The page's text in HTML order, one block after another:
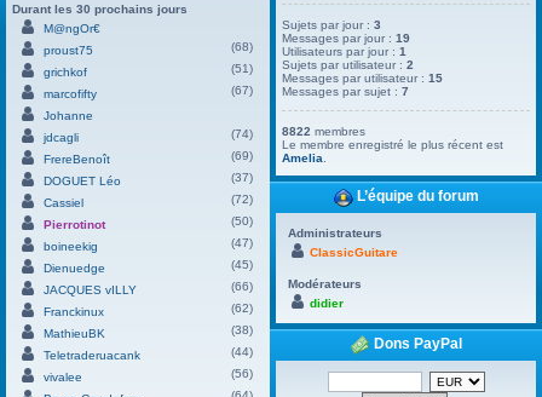
Durant les 30 prochains jours
M@ngOr€
proust75
(68)
grichkof
(51)
marcofifty
(67)
Johanne
jdcagli
(74)
FrereBenoît
(69)
DOGUET Léo
(37)
Cassiel
(72)
Pierrotinot
(50)
boineekig
(47)
Dienuedge
(45)
JACQUES vILLY
(66)
Franckinux
(62)
MathieuBK
(38)
Teletraderuacank
(44)
vivalee
(56)
Sujets par jour :3
Messages par jour :19
Utilisateurs par jour :1
Sujets par utilisateur :2
Messages par utilisateur :15
Messages par sujet :7
8822 membres
Le membre enregistré le plus récent est
Amelia
L’équipe du forum
Administrateurs
ClassicGuitare
Modérateurs
didier
Dons PayPal